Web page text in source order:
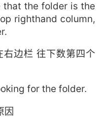
that the folder is the
righthand column,
边栏 往下数第四个
for the folder.
因